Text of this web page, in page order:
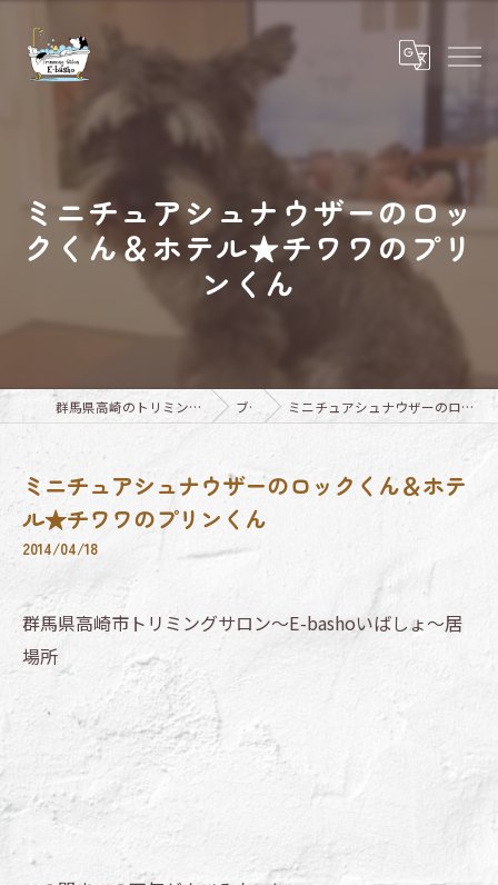
ミニチュアシュナウザーのロッ
クくん＆ホテル★チワワのプリ
ンくん
群馬県高崎のトリミングならTrimming Salon E-basho ブログ ミニチュアシュナウザーのロックくん＆ホテル★チワワのプリンくん
ミニチュアシュナウザーのロックくん＆ホテ
ル★チワワのプリンくん
2014/04/18
群馬県高崎市トリミングサロン～E-bashoいばしょ～居
場所